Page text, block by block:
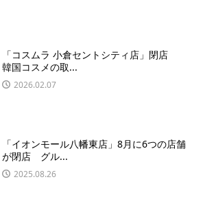
「コスムラ 小倉セントシティ店」閉店
韓国コスメの取...
2026.02.07
「イオンモール八幡東店」8月に6つの店舗
が閉店 グル...
2025.08.26